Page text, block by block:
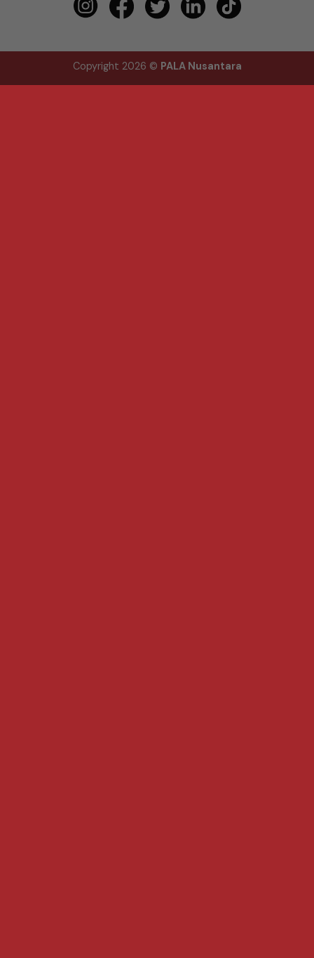
Copyright 2026 © PALA Nusantara